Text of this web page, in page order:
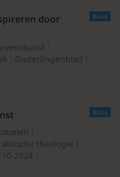
Basis
door
Ouderlingenblad
Basis
theologie
10-2024